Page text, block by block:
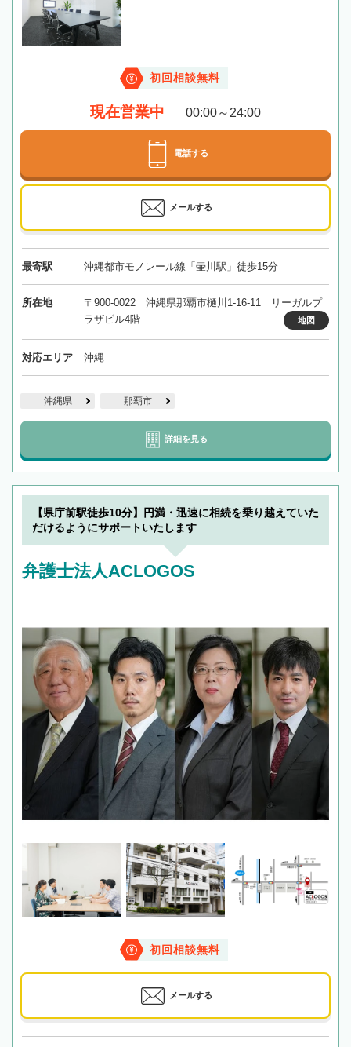
初回相談無料
現在営業中 00:00～24:00
電話する
メールする
最寄駅 沖縄都市モノレール線「壷川駅」徒歩15分
所在地
〒900-0022 沖縄県那覇市樋川1-16-11 リーガルプ
ラザビル4階
地図
対応エリア 沖縄
沖縄県 那覇市
詳細を見る
【県庁前駅徒歩10分】円満・迅速に相続を乗り越えていた
だけるようにサポートいたします
弁護士法人ACLOGOS
初回相談無料
メールする